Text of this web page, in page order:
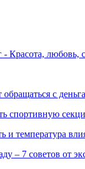
- Красота, любовь,
обращаться с
спортивную
температура
– 7 советов от